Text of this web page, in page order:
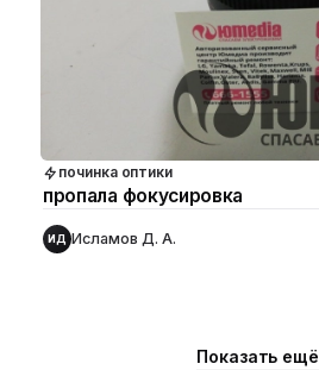
починка оптики
пропала фокусировка
ИД Исламов Д. А.
Показать ещё